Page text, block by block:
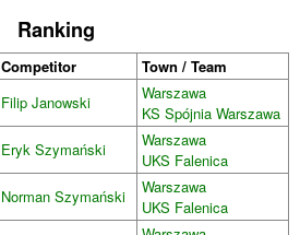
Ranking
Competitor
Town / Team
Filip Janowski
Warszawa
KS Spójnia Warszawa
Eryk Szymański
Warszawa
UKS Falenica
Norman Szymański
Warszawa
UKS Falenica